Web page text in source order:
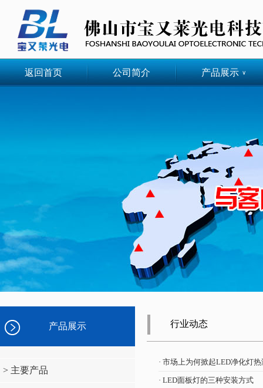
返回首页 公司简介 产品展示 ∨
产品展示
> 主要产品
行业动态
· 市场上为何掀起LED净化灯热
· LED面板灯的三种安装方式